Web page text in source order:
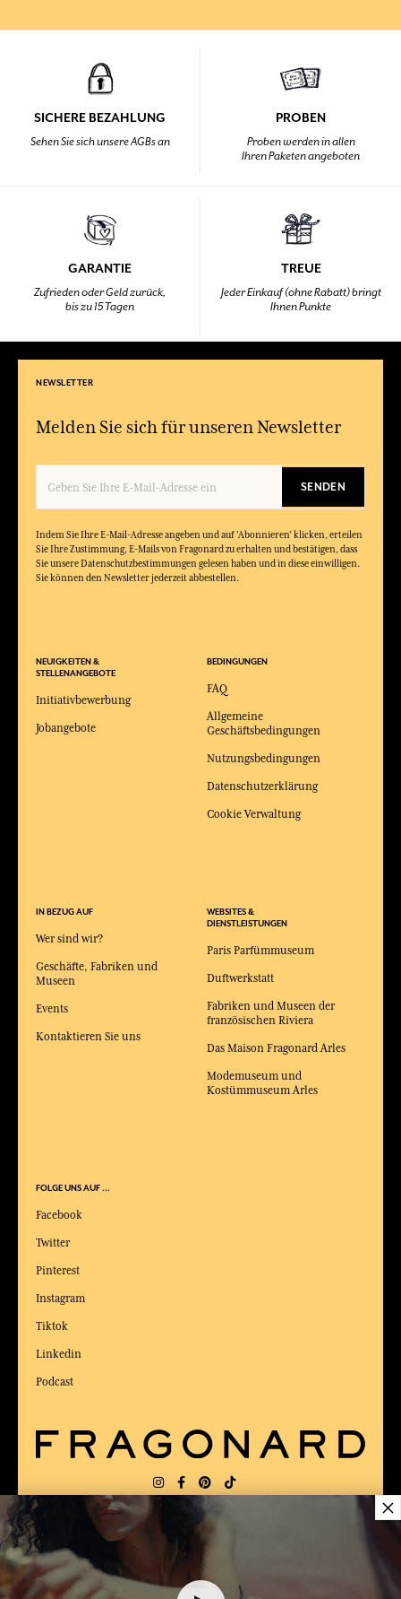
SICHERE BEZAHLUNG
Sehen Sie sich unsere AGBs an
PROBEN
Proben werden in allen
Ihren Paketen angeboten
GARANTIE
Zufrieden oder Geld zurück,
bis zu 15 Tagen
TREUE
Jeder Einkauf (ohne Rabatt) bringt
Ihnen Punkte
NEWSLETTER
Melden Sie sich für unseren Newsletter
SENDEN
Indem Sie Ihre E-Mail-Adresse angeben und auf 'Abonnieren' klicken, erteilen
Sie Ihre Zustimmung, E-Mails von Fragonard zu erhalten und bestätigen, dass
Sie unsere Datenschutzbestimmungen gelesen haben und in diese einwilligen.
Sie können den Newsletter jederzeit abbestellen.
BEDINGUNGEN
FAQ
Allgemeine
Geschäftsbedingungen
Nutzungsbedingungen
Datenschutzerklärung
Cookie Verwaltung
WEBSITES &
DIENSTLEISTUNGEN
Paris Parfümmuseum
Duftwerkstatt
Fabriken und Museen der
französischen Riviera
Das Maison Fragonard Arles
Modemuseum und
Kostümmuseum Arles
IN BEZUG AUF
Wer sind wir?
Geschäfte, Fabriken und
Museen
Events
Kontaktieren Sie uns
FOLGE UNS AUF ...
Facebook
Twitter
Pinterest
Instagram
Tiktok
Linkedin
Podcast
NEUIGKEITEN &
STELLENANGEBOTE
Initiativbewerbung
Jobangebote
LIEFERUNG: US
×